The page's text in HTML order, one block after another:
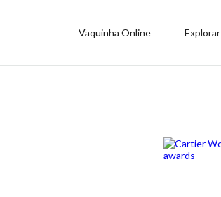
Vaquinha Online Explorar